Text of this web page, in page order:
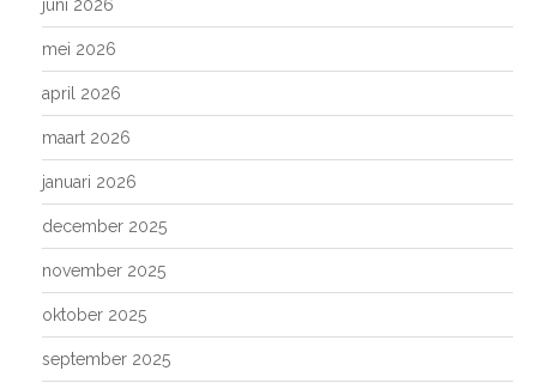
juni 2026
mei 2026
april 2026
maart 2026
januari 2026
december 2025
november 2025
oktober 2025
september 2025